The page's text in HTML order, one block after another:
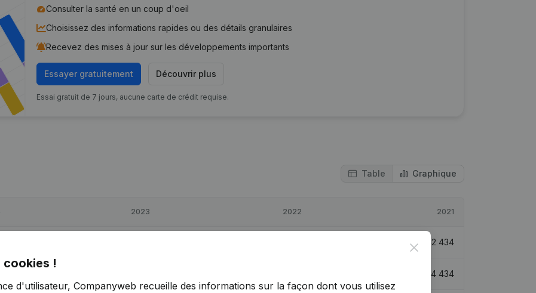
Consulter la santé en un coup d'oeil
Choisissez des informations rapides ou des détails granulaires
Recevez des mises à jour sur les développements importants
Essayer gratuitement Découvrir plus
Essai gratuit de 7 jours, aucune carte de crédit requise.
Table Graphique
2023 2022 2021
€ 42 434
44 434
Close
cookies !
d'utilisateur, Companyweb recueille des informations sur la façon dont vous utilisez